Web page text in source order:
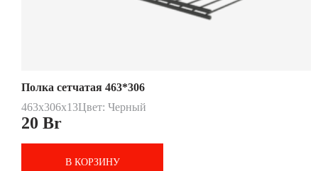
Полка сетчатая 463*306
463x306x13Цвет: Черный
20 Br
В КОРЗИНУ